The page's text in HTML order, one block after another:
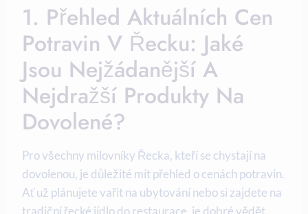
1. Přehled Aktuálních Cen
Potravin V Řecku: Jaké
Jsou Nejžádanější A
Nejdražší Produkty Na
Dovolené?
Pro všechny milovníky Řecka, kteří se chystají na
dovolenou, je důležité mít přehled o cenách potravin.
Ať už plánujete vařit na ubytování nebo si zajdete na
tradiční řecké jídlo do restaurace, je dobré vědět,